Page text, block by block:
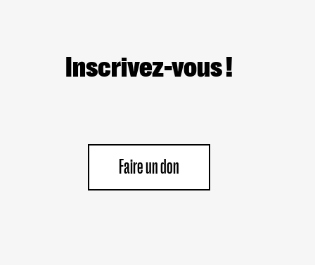
Inscrivez-vous !
Faire un don